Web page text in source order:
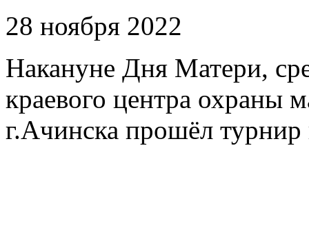
28 ноября 2022
Накануне Дня Матери,
краевого центра охраны
г.Ачинска прошёл